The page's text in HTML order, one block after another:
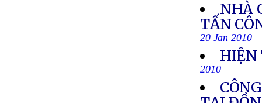
NHÀ
TẤN
20 Jan 2010
HIỆN
2010